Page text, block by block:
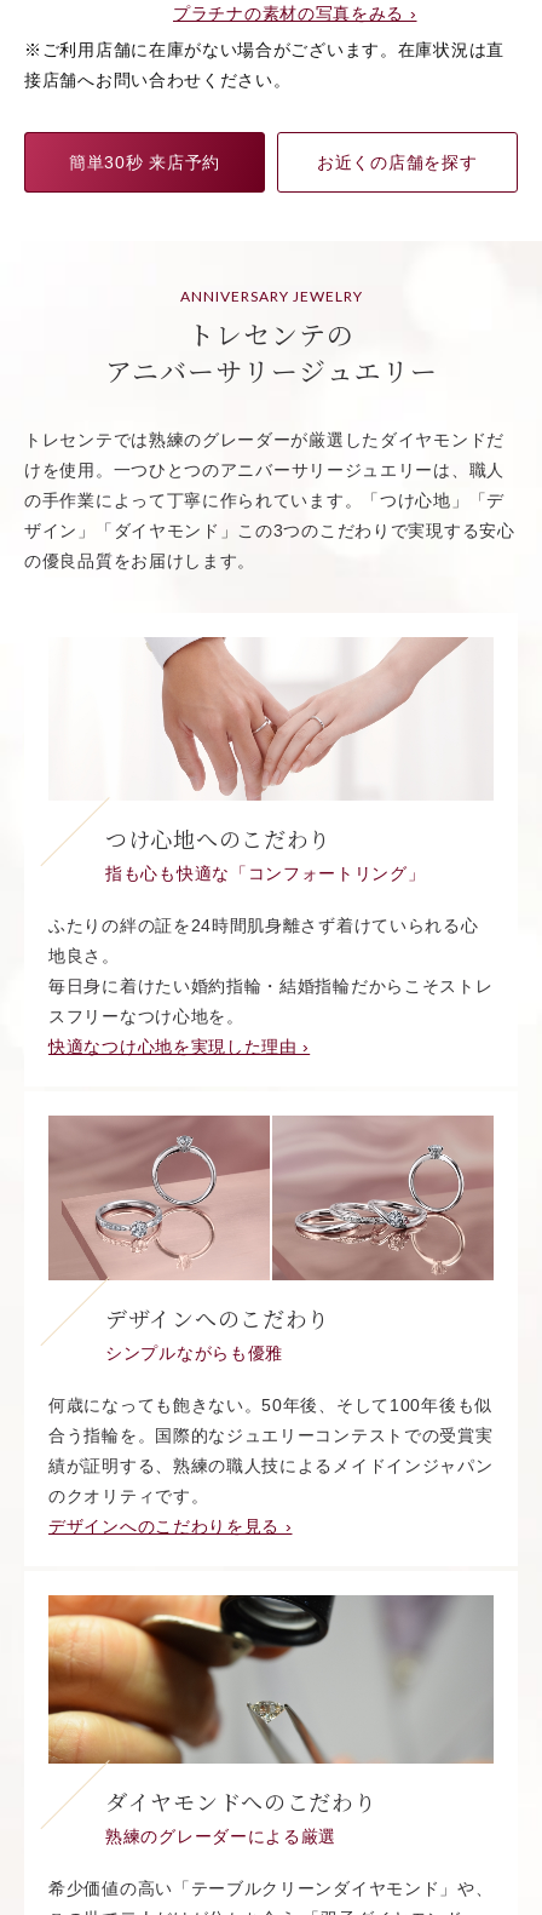
プラチナの素材の写真をみる ›
※ご利用店舗に在庫がない場合がございます。在庫状況は直
接店舗へお問い合わせください。
簡単30秒 来店予約 お近くの店舗を探す
ANNIVERSARY JEWELRY
トレセンテの
アニバーサリージュエリー
トレセンテでは熟練のグレーダーが厳選したダイヤモンドだ
けを使用。一つひとつのアニバーサリージュエリーは、職人
の手作業によって丁寧に作られています。「つけ心地」「デ
ザイン」「ダイヤモンド」この3つのこだわりで実現する安心
の優良品質をお届けします。
つけ心地へのこだわり
指も心も快適な「コンフォートリング」
ふたりの絆の証を24時間肌身離さず着けていられる心
地良さ。
毎日身に着けたい婚約指輪・結婚指輪だからこそストレ
スフリーなつけ心地を。
快適なつけ心地を実現した理由 ›
デザインへのこだわり
シンプルながらも優雅
何歳になっても飽きない。50年後、そして100年後も似
合う指輪を。国際的なジュエリーコンテストでの受賞実
績が証明する、熟練の職人技によるメイドインジャパン
のクオリティです。
デザインへのこだわりを見る ›
ダイヤモンドへのこだわり
熟練のグレーダーによる厳選
希少価値の高い「テーブルクリーンダイヤモンド」や、